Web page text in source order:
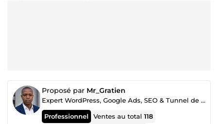
Proposé par Mr_Gratien
Expert WordPress, Google Ads, SEO & Tunnel de vente
Professionnel Ventes au total118